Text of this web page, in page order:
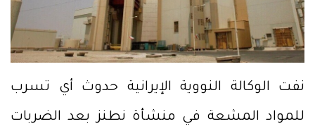
نفت الوكالة النووية الإيرانية حدوث أي تسرب
للمواد المشعة في منشأة نطنز بعد الضربات